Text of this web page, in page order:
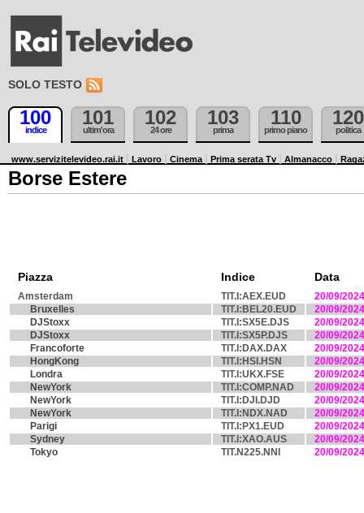
SOLO TESTO
100
indice
101
ultim'ora
102
24 ore
103
prima
110
primo piano
120
politica
www.servizitelevideo.rai.it Lavoro Cinema Prima serata Tv Almanacco
Borse Estere
Piazza Indice Data
Amsterdam TIT.I:AEX.EUD
20/09/2024
Bruxelles
TIT.I:BEL20.EUD
20/09/2024
DJStoxx
TIT.I:SX5E.DJS
20/09/2024
DJStoxx
TIT.I:SX5P.DJS
20/09/2024
Francoforte
TIT.I:DAX.DAX
20/09/2024
HongKong
TIT.I:HSI.HSN
20/09/2024
Londra
TIT.I:UKX.FSE
20/09/2024
NewYork
TIT.I:COMP.NAD
20/09/2024
NewYork
TIT.I:DJI.DJD
20/09/2024
NewYork
TIT.I:NDX.NAD
20/09/2024
Parigi
TIT.I:PX1.EUD
20/09/2024
Sydney
TIT.I:XAO.AUS
20/09/2024
Tokyo
TIT.N225.NNI 20/09/2024